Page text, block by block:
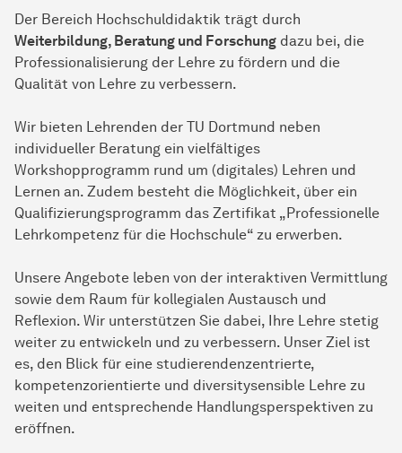
Der Bereich Hochschuldidaktik trägt durch
Weiterbildung, Beratung und Forschung dazu bei, die
Professionalisierung der Lehre zu fördern und die
Qualität von Lehre zu verbessern.
Wir bieten Lehrenden der TU Dortmund neben
individueller Beratung ein vielfältiges
Workshopprogramm rund um (digitales) Lehren und
Lernen an. Zudem besteht die Möglichkeit, über ein
Qualifizierungsprogramm das Zertifikat „Professionelle
Lehrkompetenz für die Hochschule“ zu erwerben.
Unsere Angebote leben von der interaktiven Vermittlung
sowie dem Raum für kollegialen Austausch und
Reflexion. Wir unterstützen Sie dabei, Ihre Lehre stetig
weiter zu entwickeln und zu verbessern. Unser Ziel ist
es, den Blick für eine studierendenzentrierte,
kompetenzorientierte und diversitysensible Lehre zu
weiten und entsprechende Handlungsperspektiven zu
eröffnen.